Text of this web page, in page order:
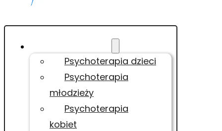
Psychoterapia dzieci
Psychoterapia
młodzieży
Psychoterapia
kobiet